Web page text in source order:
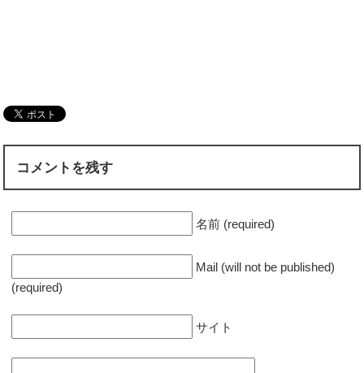
コメントを残す
名前 (required)
Mail (will not be published)
(required)
サイト